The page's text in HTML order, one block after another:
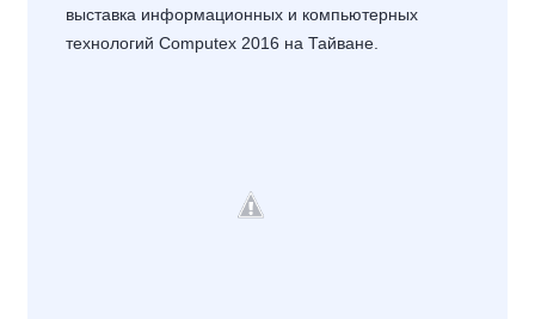
выставка информационных и компьютерных
технологий Computex 2016 на Тайване.